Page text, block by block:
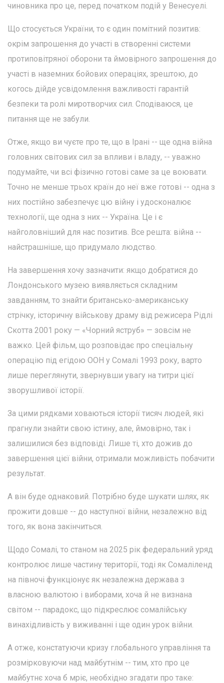
чиновника про це, перед початком подій у Венесуелі.
Що стосується України, то є один помітний позитив:
окрім запрошення до участі в створенні системи
протиповітряної оборони та ймовірного запрошення до
участі в наземних бойових операціях, зрештою, до
когось дійде усвідомлення важливості гарантій
безпеки та ролі миротворчих сил. Сподіваюся, це
питання ще не забули.
Отже, якщо ви чуєте про те, що в Ірані -- ще одна війна
головних світових сил за впливи і владу, -- уважно
подумайте, чи всі фізично готові саме за це воювати.
Точно не менше трьох країн до неї вже готові -- одна з
них постійно забезпечує цю війну і удосконалює
технології, ще одна з них -- Україна. Це і є
найголовніший для нас позитив. Все решта: війна --
найстрашніше, що придумало людство.
На завершення хочу зазначити: якщо добратися до
Лондонського музею виявляється складним
завданням, то знайти британсько-американську
стрічку, історичну військову драму від режисера Рідлі
Скотта 2001 року — «Чорний яструб» — зовсім не
важко. Цей фільм, що розповідає про спеціальну
операцію під егідою ООН у Сомалі 1993 року, варто
лише переглянути, звернувши увагу на титри цієї
зворушливої історії.
За цими рядками ховаються історії тисяч людей, які
прагнули знайти свою істину, але, ймовірно, так і
залишилися без відповіді. Лише ті, хто дожив до
завершення цієї війни, отримали можливість побачити
результат.
А він буде однаковий. Потрібно буде шукати шлях, як
прожити довше -- до наступної війни, незалежно від
того, як вона закінчиться.
Щодо Сомалі, то станом на 2025 рік федеральний уряд
контролює лише частину території, тоді як Сомаліленд
на півночі функціонує як незалежна держава з
власною валютою і виборами, хоча й не визнана
світом -- парадокс, що підкреслює сомалійську
винахідливість у виживанні і ще один урок війни.
А отже, констатуючи кризу глобального управління та
розмірковуючи над майбутнім -- тим, хто про це
майбутнє хоча б мріє, необхідно згадати про таке: